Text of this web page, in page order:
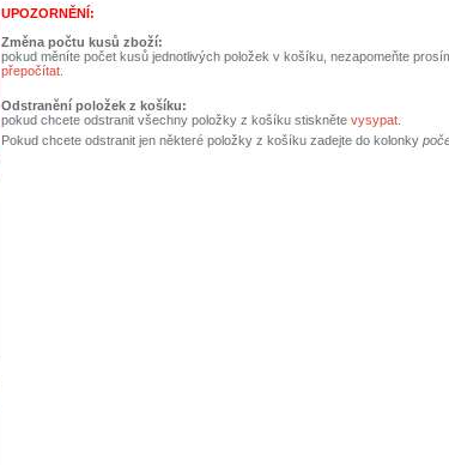
UPOZORNĚNÍ:
Změna počtu kusů zboží:
pokud měníte počet kusů jednotlivých položek v košíku, nezapomeňte
přepočítat
Odstranění položek z košíku:
pokud chcete odstranit všechny položky z košíku stiskněte vysypat
Pokud chcete odstranit jen některé položky z košíku zadejte do kolonky